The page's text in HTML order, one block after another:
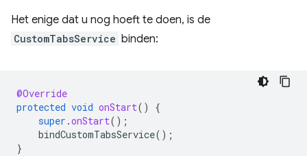
Het enige dat u nog hoeft te doen, is de
CustomTabsService binden:
@Override
protected void onStart()
{
super .onStart();
bindCustomTabsService();
}